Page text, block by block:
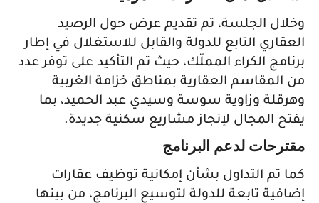
وخلال الجلسة، تم تقديم عرض حول الرصيد
العقاري التابع للدولة والقابل للاستغلال في إطار
برنامج الكراء المملّك، حيث تم التأكيد على توفر عدد
من المقاسم العقارية بمناطق خزامة الغربية
وهرقلة وزاوية سوسة وسيدي عبد الحميد، بما
يفتح المجال لإنجاز مشاريع سكنية جديدة.
مقترحات لدعم البرنامج
كما تم التداول بشأن إمكانية توظيف عقارات
إضافية تابعة للدولة لتوسيع البرنامج، من بينها